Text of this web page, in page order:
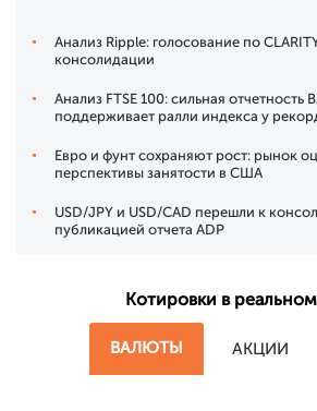
Анализ Ripple: голосование по
консолидации
Анализ FTSE 100: сильная отчетность
поддерживает ралли индекса у
Евро и фунт сохраняют рост: рынок
перспективы занятости в США
USD/JPY и USD/CAD перешли к
публикацией отчета ADP
Котировки в
ВАЛЮТЫ АКЦИИ